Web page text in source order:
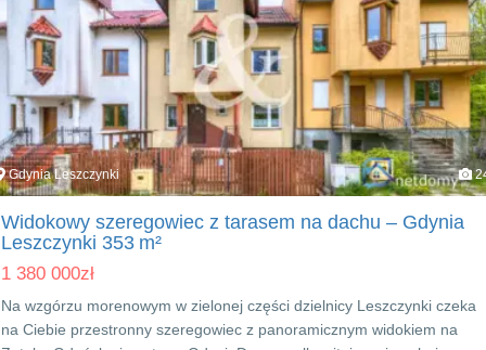
Gdynia Leszczynki
Widokowy szeregowiec z tarasem na dachu – Gdynia
Leszczynki 353 m²
1 380 000zł
Na wzgórzu morenowym w zielonej części dzielnicy Leszczynki czeka
na Ciebie przestronny szeregowiec z panoramicznym widokiem na